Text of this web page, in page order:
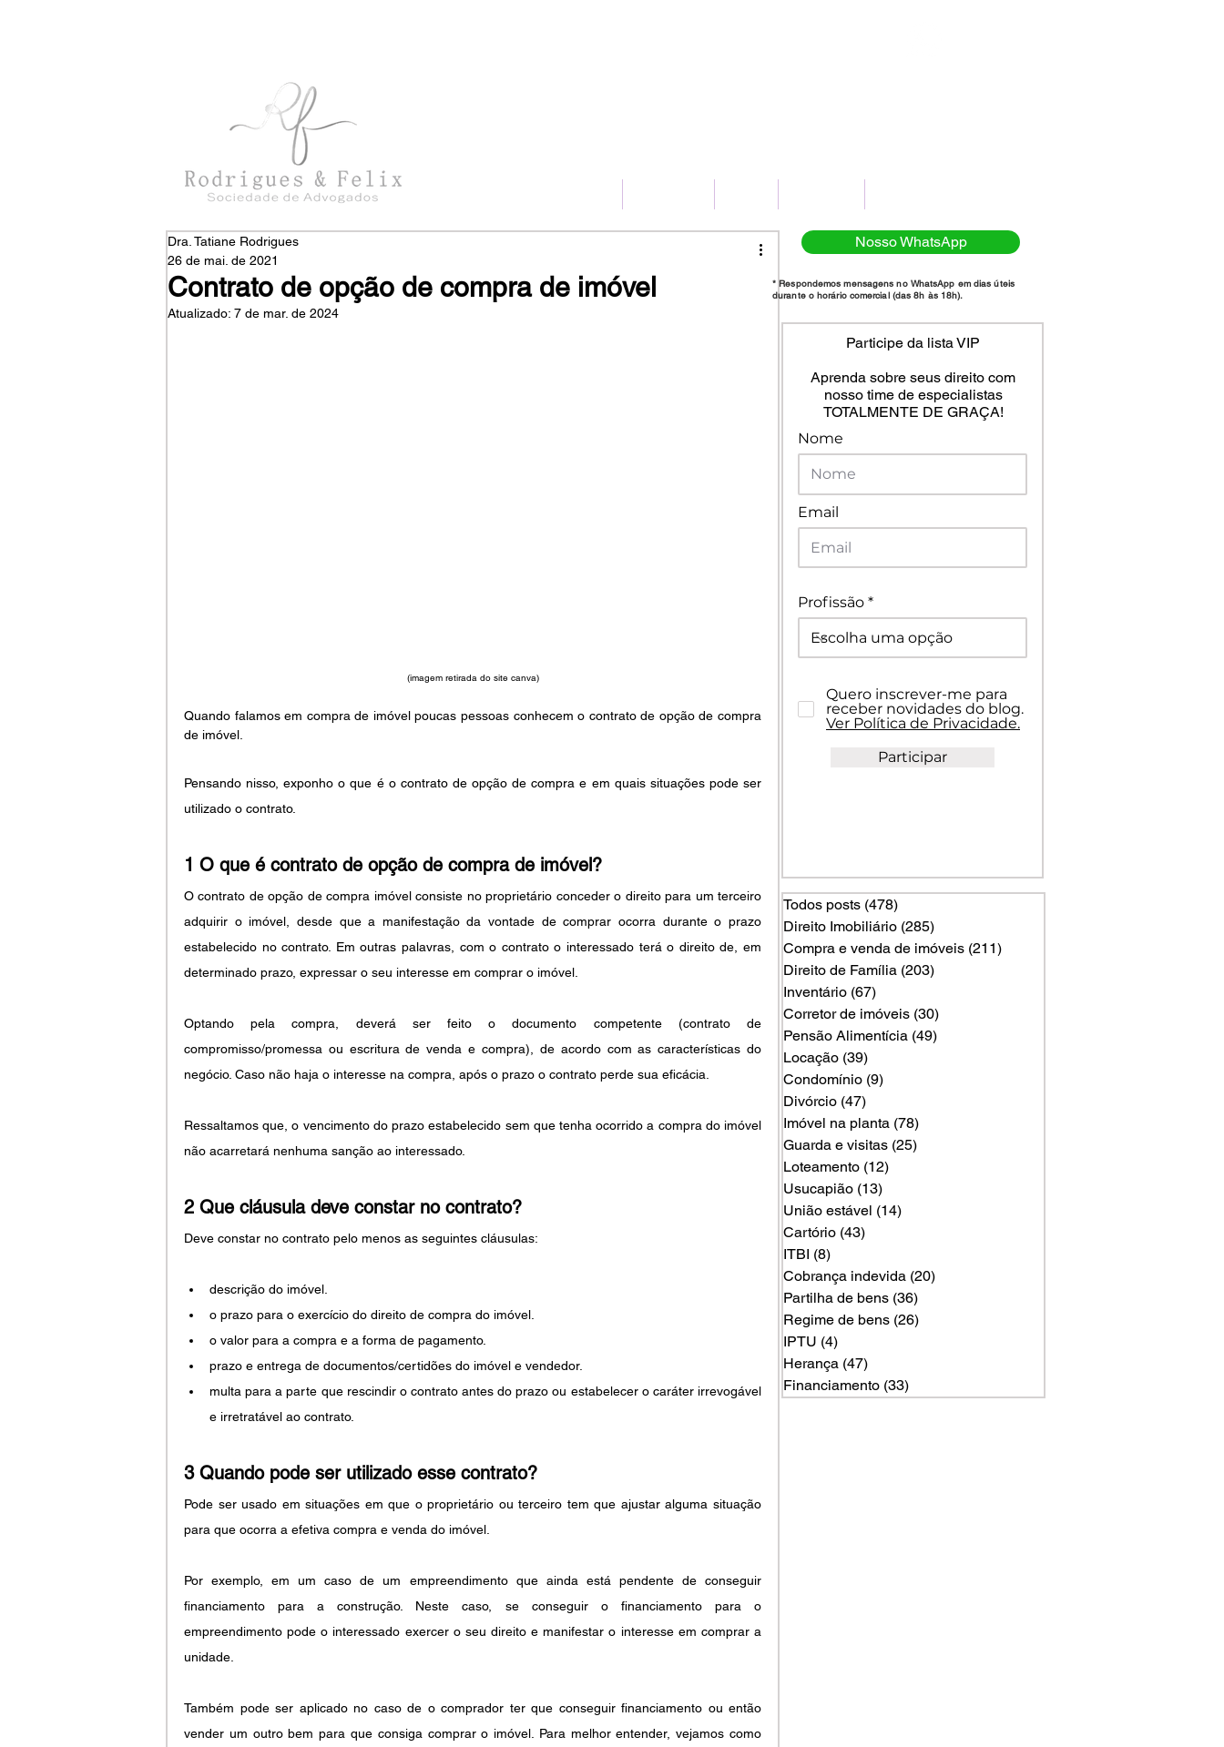
Contrato de opção de compra de imóvel
Dra. Tatiane Rodrigues
26 de mai. de 2021
Atualizado: 7 de mar. de 2024
(imagem retirada do site canva)
Quando falamos em compra de imóvel poucas pessoas conhecem o contrato de opção de compra
de imóvel.
Pensando nisso, exponho o que é o contrato de opção de compra e em quais situações pode ser
utilizado o contrato.
1 O que é contrato de opção de compra de imóvel?
O contrato de opção de compra imóvel consiste no proprietário conceder o direito para um terceiro
adquirir o imóvel, desde que a manifestação da vontade de comprar ocorra durante o prazo
estabelecido no contrato. Em outras palavras, com o contrato o interessado terá o direito de, em
determinado prazo, expressar o seu interesse em comprar o imóvel.
Optando pela compra, deverá ser feito o documento competente (contrato de
compromisso/promessa ou escritura de venda e compra), de acordo com as características do
negócio. Caso não haja o interesse na compra, após o prazo o contrato perde sua eficácia.
Ressaltamos que, o vencimento do prazo estabelecido sem que tenha ocorrido a compra do imóvel
não acarretará nenhuma sanção ao interessado.
2 Que cláusula deve constar no contrato?
Deve constar no contrato pelo menos as seguintes cláusulas:
descrição do imóvel.
o prazo para o exercício do direito de compra do imóvel.
o valor para a compra e a forma de pagamento.
prazo e entrega de documentos/certidões do imóvel e vendedor.
multa para a parte que rescindir o contrato antes do prazo ou estabelecer o caráter irrevogável
e irretratável ao contrato.
3 Quando pode ser utilizado esse contrato?
Pode ser usado em situações em que o proprietário ou terceiro tem que ajustar alguma situação
para que ocorra a efetiva compra e venda do imóvel.
Por exemplo, em um caso de um empreendimento que ainda está pendente de conseguir
financiamento para a construção. Neste caso, se conseguir o financiamento para o
empreendimento pode o interessado exercer o seu direito e manifestar o interesse em comprar a
unidade.
Também pode ser aplicado no caso de o comprador ter que conseguir financiamento ou então
vender um outro bem para que consiga comprar o imóvel. Para melhor entender, vejamos como
Participe da lista VIP
Aprenda sobre seus direito com
nosso time de especialistas
TOTALMENTE DE GRAÇA!
Nome
Email
Profissão
Quero inscrever-me para
receber novidades do blog.
Ver Política de Privacidade.
Participar
Todos posts (478)
Direito Imobiliário (285)
Compra e venda de imóveis (211)
Direito de Família (203)
Inventário (67)
Corretor de imóveis (30)
Pensão Alimentícia (49)
Locação (39)
Condomínio (9)
Divórcio (47)
Imóvel na planta (78)
Guarda e visitas (25)
Loteamento (12)
Usucapião (13)
União estável (14)
Cartório (43)
ITBI (8)
Cobrança indevida (20)
Partilha de bens (36)
Regime de bens (26)
IPTU (4)
Herança (47)
Financiamento (33)
Nosso WhatsApp
* Respondemos mensagens no WhatsApp em dias úteis
durante o horário comercial (das 8h às 18h).